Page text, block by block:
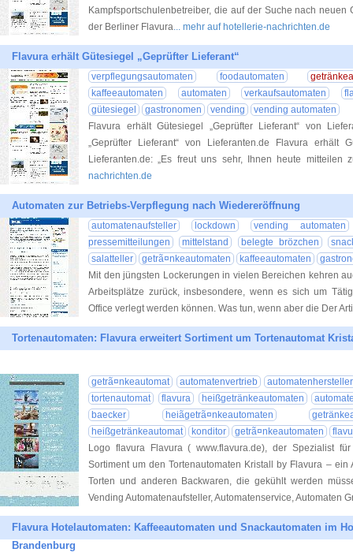
Kampfsportschulenbetreiber, die auf der Suche nach
der Berliner Flavura... mehr auf hotellerie-nachrichten.de
Flavura erhält Gütesiegel „Geprüfter Lieferant“
verpflegungsautomaten foodautomaten
kaffeeautomaten
automaten verkaufsautomaten
gütesiegel
gastronomen vending
vending automaten
Flavura erhält Gütesiegel „Geprüfter Lieferant“ von
„Geprüfter Lieferant“ von Lieferanten.de Flavura erhält
Lieferanten.de: „Es freut uns sehr, Ihnen heute mitteilen
nachrichten.de
Automaten zur Betriebs-Verpflegung nach Wiedereröffnung
automatenaufsteller lockdown
vending automaten
pressemitteilungen
mittelstand belegte brözchen
salatteller
getrã¤nkeautomaten kaffeeautomaten
Mit den jüngsten Lockerungen in vielen Bereichen kehren
Arbeitsplätze zurück, insbesondere, wenn es sich um
Office verlegt werden können. Was tun, wenn aber die Der
Tortenautomaten: Flavura erweitert Sortiment um Tortenautomat
getrã¤nkeautomat automatenvertrieb
automatenhersteller
tortenautomat
flavura heißgetränkeautomaten
baecker
heiãgetrã¤nkeautomaten
heißgetränkeautomat
konditor getrã¤nkeautomaten
Logo flavura Flavura ( www.flavura.de), der Spezialist
Sortiment um den Tortenautomaten Kristall by Flavura –
Torten und anderen Backwaren, die gekühlt werden
Vending Automatenaufsteller, Automatenservice, Automaten
Flavura Hotelautomaten: Kaffeeautomaten und Snackautomaten im
Brandenburg